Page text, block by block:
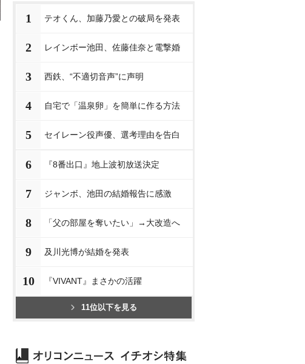
1 テオくん、加藤乃愛との破局を発表
2 レインボー池田、佐藤佳奈と電撃婚
3 西鉄、“不適切音声”に声明
4 自宅で「温泉卵」を簡単に作る方法
5 セイレーン役声優、選考理由を告白
6 『8番出口』地上波初放送決定
7 ジャンボ、池田の結婚報告に感激
8 「父の部屋を奪いたい」→大改造へ
9 及川光博が結婚を発表
10 『VIVANT』まさかの活躍
11位以下を見る